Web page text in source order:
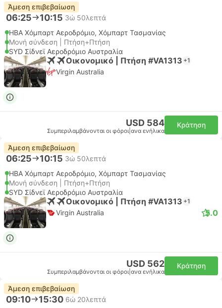
Άμεση επιβεβαίωση
06:25 10:15 3ώ 50λεπτά
HBA Χόμπαρτ Αεροδρόμιο, Χόμπαρτ Τασμανίας
Μονή σύνδεση | Πτήση+Πτήση
SYD Σίδνεϊ Αεροδρόμιο Αυστραλία
Οικονομικό | Πτήση #VA1313 +1
Virgin Australia
USD 584
Συμπεριλαμβάνονται οι φόροι ανα ενήλικα
Κράτηση
Άμεση επιβεβαίωση
06:25 10:15 3ώ 50λεπτά
HBA Χόμπαρτ Αεροδρόμιο, Χόμπαρτ Τασμανίας
Μονή σύνδεση | Πτήση+Πτήση
SYD Σίδνεϊ Αεροδρόμιο Αυστραλία
Οικονομικό | Πτήση #VA1313 +1
Virgin Australia 5.0
USD 562
Συμπεριλαμβάνονται οι φόροι ανα ενήλικα
Κράτηση
Άμεση επιβεβαίωση
09:10 15:30 6ώ 20λεπτά